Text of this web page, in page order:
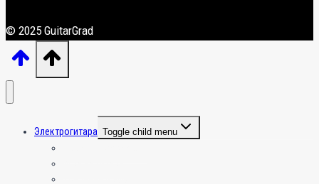
© 2025 GuitarGrad
Электрогитара Toggle child menu